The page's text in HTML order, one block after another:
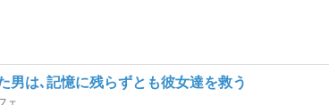
男は､記憶に残らずとも彼女達を救う